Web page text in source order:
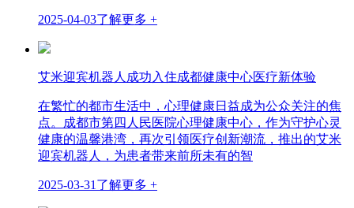
2025-04-03了解更多 +
艾米迎宾机器人成功入住成都健康中心医疗新体验
在繁忙的都市生活中，心理健康日益成为公众关注的焦
点。成都市第四人民医院心理健康中心，作为守护心灵
健康的温馨港湾，再次引领医疗创新潮流，推出的艾米
迎宾机器人，为患者带来前所未有的智
2025-03-31 了解更多 +